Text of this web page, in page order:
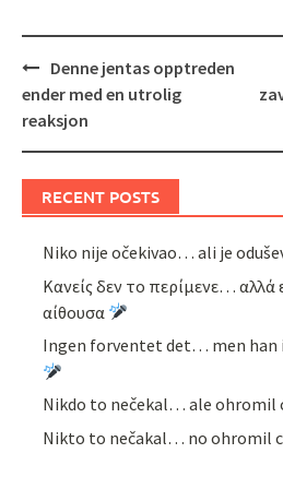
Post
navigation
Denne jentas opptreden
ender med en utrolig
reaksjon
RECENT POSTS
Niko nije očekivao… ali je
Κανείς δεν το περίμενε…
αίθουσα
Ingen forventet det… men han
Nikdo to nečekal… ale ohromil
Nikto to nečakal… no ohromil